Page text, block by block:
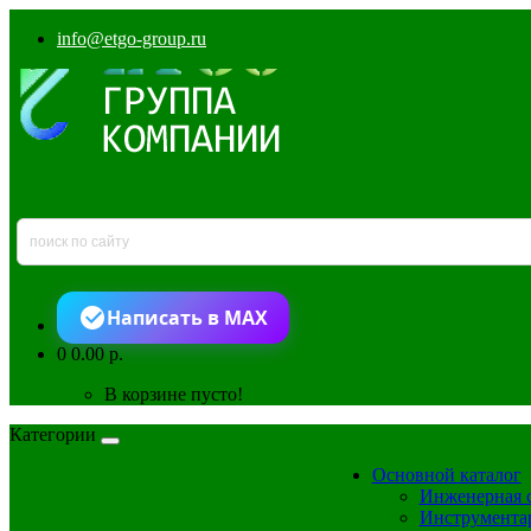
info@etgo-group.ru
Написать в MAX
00.00 р.
В корзине пусто!
Категории
Основной каталог
Инженерная